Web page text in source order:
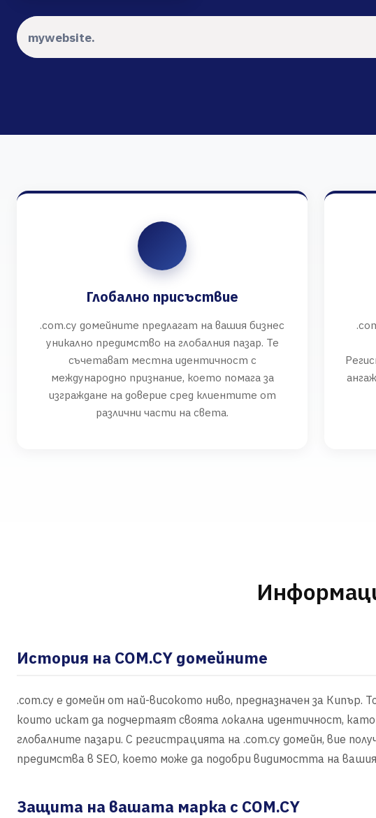
Глобално присъствие
.com.cy домейните предлагат на вашия бизнес
уникално предимство на глобалния пазар. Те
съчетават местна идентичност с
международно признание, което помага за
изграждане на доверие сред клиентите от
различни части на света.
История на COM.CY домейните
.com.cy е домейн от най-високото ниво, предназначен за Кипър.
които искат да подчертаят своята локална идентичност,
глобалните пазари. С регистрацията на .com.cy домейн, вие
предимства в SEO, което може да подобри видимостта на
Защита на вашата марка с COM.CY